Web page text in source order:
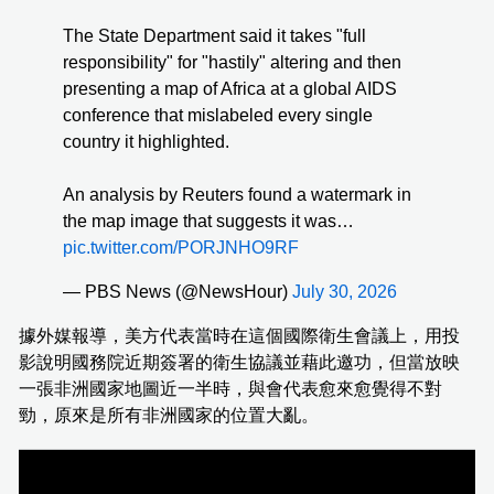
The State Department said ​it takes "full
responsibility" for "hastily" altering and then
presenting a map of Africa at a global AIDS
conference that mislabeled every single
country it highlighted.
An analysis by Reuters found a watermark in
the map image that suggests it was…
pic.twitter.com/PORJNHO9RF
— PBS News (@NewsHour) July 30, 2026
據外媒報導，美方代表當時在這個國際衛生會議上，用投
影說明國務院近期簽署的衛生協議並藉此邀功，但當放映
一張非洲國家地圖近一半時，與會代表愈來愈覺得不對
勁，原來是所有非洲國家的位置大亂。